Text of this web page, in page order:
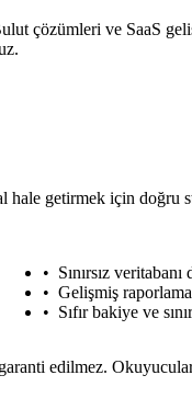
çözümleri ve SaaS
hale getirmek için
Sınırsız veritabanı
Gelişmiş
Sıfır bakiye ve
edilmez.